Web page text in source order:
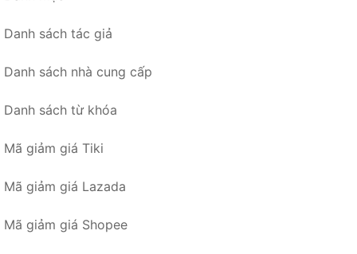
Danh sách tác giả
Danh sách nhà cung cấp
Danh sách từ khóa
Mã giảm giá Tiki
Mã giảm giá Lazada
Mã giảm giá Shopee